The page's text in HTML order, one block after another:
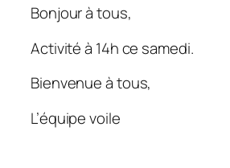
Bonjour à tous,
Activité à 14h ce samedi.
Bienvenue à tous,
L’équipe voile